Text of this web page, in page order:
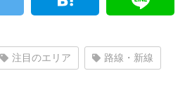
注目のエリア 路線・新線